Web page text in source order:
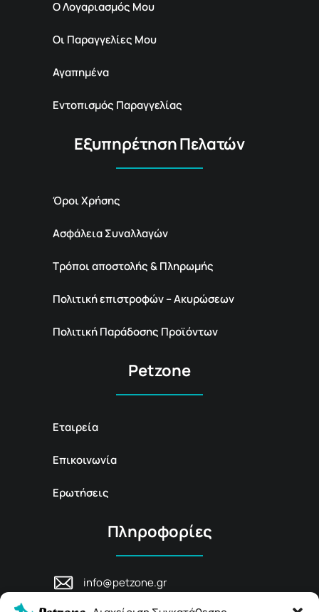
Ο Λογαριασμός Μου
Οι Παραγγελίες Μου
Αγαπημένα
Εντοπισμός Παραγγελίας
Εξυπηρέτηση Πελατών
Όροι Χρήσης
Ασφάλεια Συναλλαγών
Τρόποι αποστολής & Πληρωμής
Πολιτική επιστροφών – Ακυρώσεων
Πολιτική Παράδοσης Προϊόντων
Petzone
Εταιρεία
Επικοινωνία
Ερωτήσεις
Πληροφορίες
info@petzone.gr